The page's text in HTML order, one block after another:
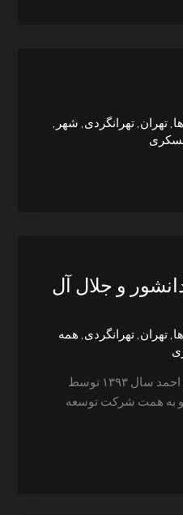
,تهران ,تهرانگردی شهر
و جلال آل
,تهران ,تهرانگردی همه
خانه سیمین دانشور و جلال آل احمد سال ۱۳۹۳ توسط
و به همت شرکت توسعه